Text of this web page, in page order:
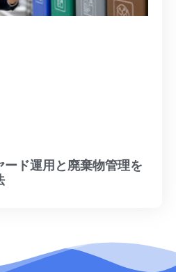
ド運用と廃棄物管理を